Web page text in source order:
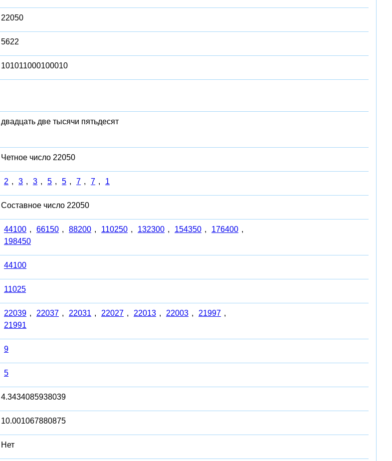
22050
5622
101011000100010
двадцать две тысячи пятьдесят
Четное число 22050
2 , 3 , 3 , 5 , 5 , 7 , 7 , 1
Составное число 22050
44100 , 66150 , 88200 , 110250 , 132300 , 154350 , 176400 ,
198450
44100
11025
22039 , 22037 , 22031 , 22027 , 22013 , 22003 , 21997 ,
21991
9
5
4.3434085938039
10.001067880875
Нет